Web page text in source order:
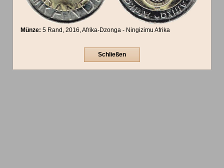
Münze:5 Rand, 2016, Afrika-Dzonga - Ningizimu Afrika
Schließen